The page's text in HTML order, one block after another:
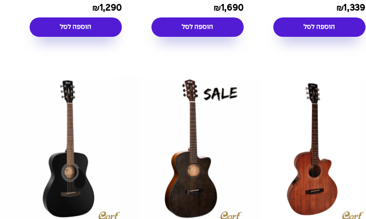
₪1,339
הוספה לסל
₪1,690
הוספה לסל
Sunburst
₪1,290
הוספה לסל